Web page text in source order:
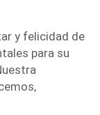
y felicidad de
para su